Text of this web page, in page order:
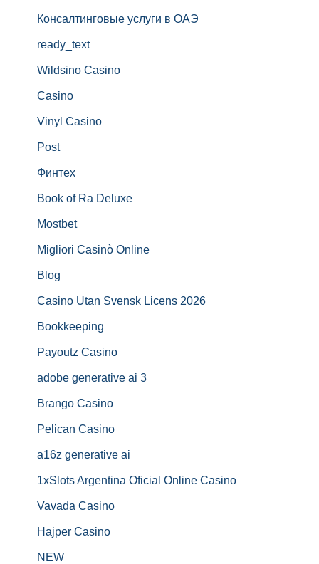
Консалтинговые услуги в ОАЭ
ready_text
Wildsino Casino
Casino
Vinyl Casino
Post
Финтех
Book of Ra Deluxe
Mostbet
Migliori Casinò Online
Blog
Casino Utan Svensk Licens 2026
Bookkeeping
Payoutz Casino
adobe generative ai 3
Brango Casino
Pelican Casino
a16z generative ai
1xSlots Argentina Oficial Online Casino
Vavada Casino
Hajper Casino
NEW